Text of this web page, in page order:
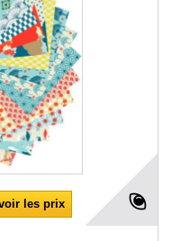
les prix